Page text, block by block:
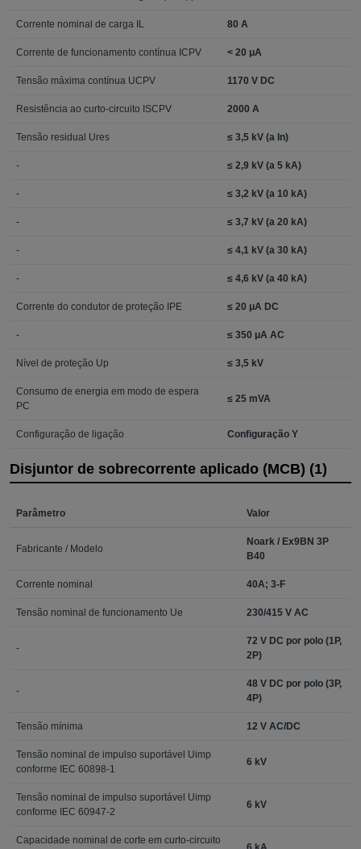
Corrente nominal de carga IL 80 A
Corrente de funcionamento contínua ICPV < 20 μA
Tensão máxima contínua UCPV 1170 V DC
Resistência ao curto-circuito ISCPV 2000 A
Tensão residual Ures ≤ 3,5 kV (a In)
- ≤ 2,9 kV (a 5 kA)
- ≤ 3,2 kV (a 10 kA)
- ≤ 3,7 kV (a 20 kA)
- ≤ 4,1 kV (a 30 kA)
- ≤ 4,6 kV (a 40 kA)
Corrente do condutor de proteção IPE ≤ 20 μA DC
- ≤ 350 μA AC
Nível de proteção Up ≤ 3,5 kV
Consumo de energia em modo de espera
PC
≤ 25 mVA
Configuração de ligação Configuração Y
Disjuntor de sobrecorrente aplicado (MCB) (1)
Parâmetro Valor
Fabricante / Modelo
Noark / Ex9BN 3P
B40
Corrente nominal 40A; 3-F
Tensão nominal de funcionamento Ue 230/415 V AC
-
72 V DC por polo (1P,
2P)
-
48 V DC por polo (3P,
4P)
Tensão mínima 12 V AC/DC
Tensão nominal de impulso suportável Uimp
conforme IEC 60898-1
6 kV
Tensão nominal de impulso suportável Uimp
conforme IEC 60947-2
6 kV
Capacidade nominal de corte em curto-circuito